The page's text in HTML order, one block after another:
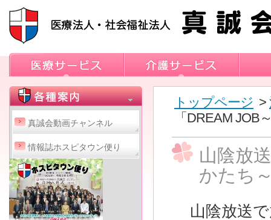
真誠会動画チャンネル
情報誌ホスピタウン便り
トップページ >
「DREAM JOB
山陰放
かたち
山陰放送